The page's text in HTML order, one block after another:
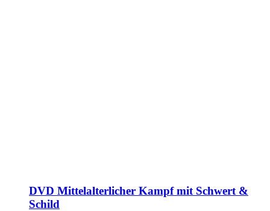
DVD Mittelalterlicher Kampf mit Schwert &
Schild